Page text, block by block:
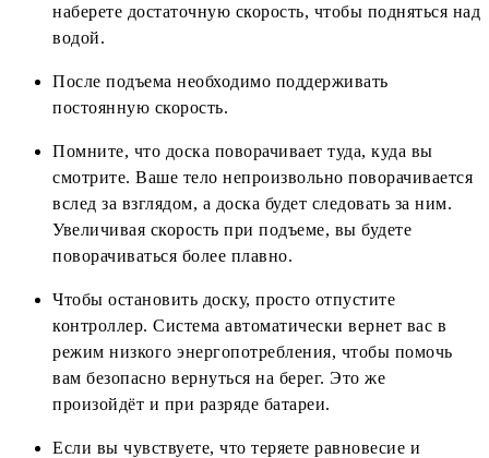
наберете достаточную скорость, чтобы подняться над
водой.
После подъема необходимо поддерживать
постоянную скорость.
Помните, что доска поворачивает туда, куда вы
смотрите. Ваше тело непроизвольно поворачивается
вслед за взглядом, а доска будет следовать за ним.
Увеличивая скорость при подъеме, вы будете
поворачиваться более плавно.
Чтобы остановить доску, просто отпустите
контроллер. Система автоматически вернет вас в
режим низкого энергопотребления, чтобы помочь
вам безопасно вернуться на берег. Это же
произойдёт и при разряде батареи.
Если вы чувствуете, что теряете равновесие и